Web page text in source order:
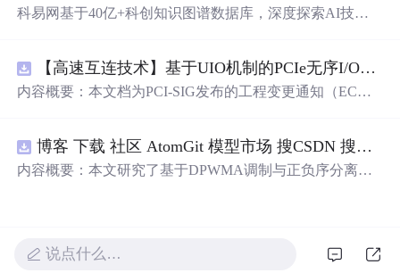
智能化发展。
科易网基于40亿+科创知识图谱数据库，深度探索AI技术
新领域的AI+数智化解决方案，推动科技创新与产业创新
智能化发展。
【高速互连技术】基于UIO机制的PCIe无序I/O扩展：多路径架构下内存请求的高性能传输与排序控制方案设计
内容概要：本文档为PCI-SIG发布的工程变更通知（EC
规则对多路径拓扑和高性能IO系统的限制。UIO基于Flit模
式，定义了一套新的TLP（事务层包）类型和规则，允许
博客 下载 社区 AtomGit 模型市场 搜CSDN 搜索 AI 搜索 会员中心 创作中心 基于DPWMA调制与正负序分离的ANPC三电平并网逆变器前馈控制策略研究（Simulink仿真实现）
内容概要：本文研究了基于DPWMA调制与正负序分离的
PC）三电平逆变器拓扑，结合双极性倍频脉宽调制（DPW
MA）、正负序分离锁相技术和电网电压前馈控制，构建
说点什么…